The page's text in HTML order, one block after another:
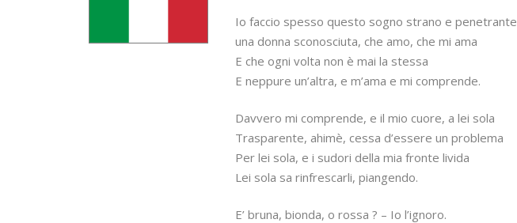
Io faccio spesso questo sogno strano e penetrante
una donna sconosciuta, che amo, che mi ama
E che ogni volta non è mai la stessa
E neppure un’altra, e m’ama e mi comprende.
Davvero mi comprende, e il mio cuore, a lei sola
Trasparente, ahimè, cessa d’essere un problema
Per lei sola, e i sudori della mia fronte livida
Lei sola sa rinfrescarli, piangendo.
E’ bruna, bionda, o rossa ? – Io l’ignoro.